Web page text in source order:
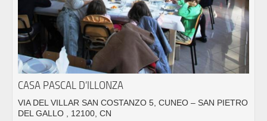
CASA PASCAL D’ILLONZA
VIA DEL VILLAR SAN COSTANZO 5, CUNEO – SAN PIETRO
DEL GALLO , 12100, CN